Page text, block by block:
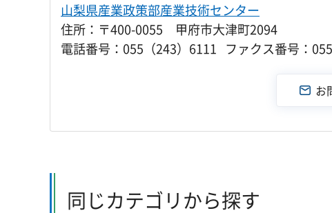
山梨県産業政策部産業技術センター
住所：〒400-0055 甲府市大津町2094
電話番号：055（243）6111 ファクス番号：
同じカテゴリから探す